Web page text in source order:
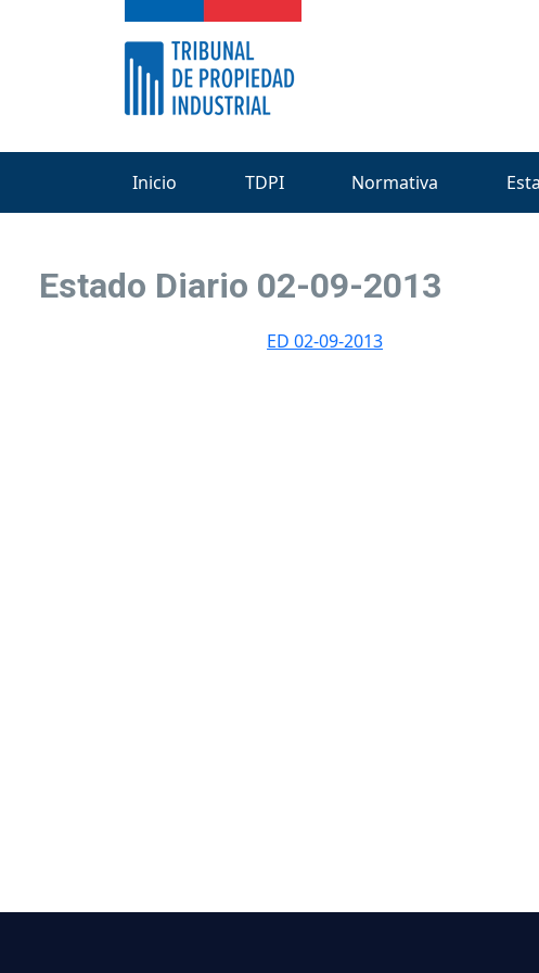
Inicio TDPI Normativa
Estado Diario 02-09-2013
ED 02-09-2013